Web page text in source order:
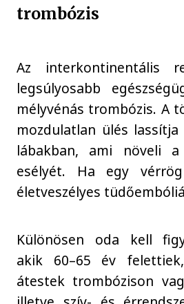
trombózis
Az interkontinentális
legsúlyosabb
mélyvénás trombózis. A
mozdulatlan ülés
lábakban, ami növeli a
esélyét. Ha egy
életveszélyes
Különösen oda kell
akik 60–65 év
átestek trombózison